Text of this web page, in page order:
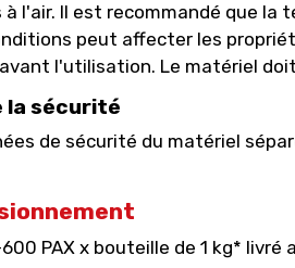
l'air. Il est recommandé que la
peut affecter les
l'utilisation. Le matériel
la sécurité
de sécurité du matériel
PAX x bouteille de 1 kg* livré